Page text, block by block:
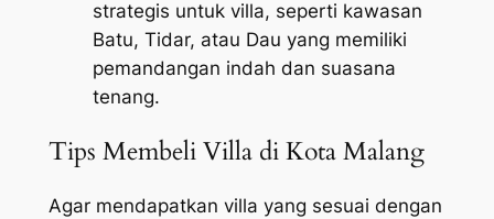
strategis untuk villa, seperti kawasan
Batu, Tidar, atau Dau yang memiliki
pemandangan indah dan suasana
tenang.
Tips Membeli Villa di Kota Malang
Agar mendapatkan villa yang sesuai dengan